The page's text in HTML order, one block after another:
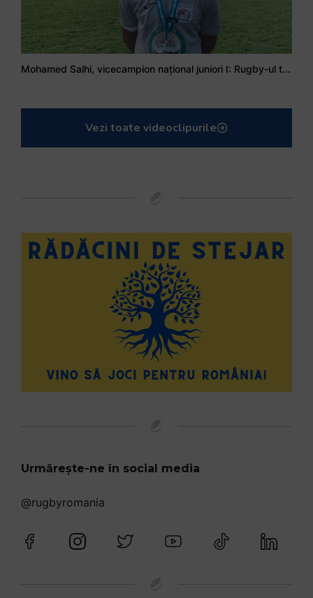
Mohamed Salhi, vicecampion național juniori I: Rugby-ul te învață să accepți și înfrângerile
Vezi toate videoclipurile
Urmărește-ne în social media
@rugbyromania